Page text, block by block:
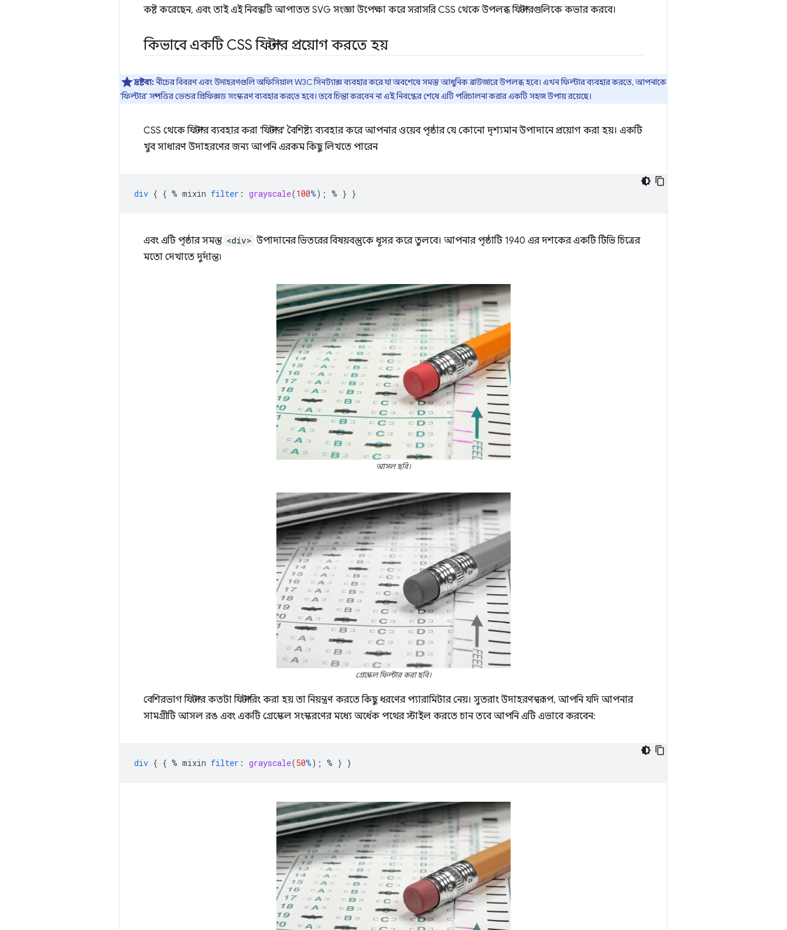
কষ্ট করেছেন, এবং তাই এই নিবন্ধটি আপাতত SVG সংজ্ঞা উপেক্ষা করে সরাসরি CSS থেকে উপলব্ধ ফিল্টারগুলিকে কভার করবে।
কিভাবে একটি CSS ফিল্টার প্রয়োগ করতে হয়
দ্রষ্টব্য:নীচের বিবরণ এবং উদাহরণগুলি অফিসিয়াল W3C সিনট্যাক্স ব্যবহার করে যা অবশেষে সমস্ত আধুনিক ব্রাউজারে উপলব্ধ হবে। এখন ফিল্টার ব্যবহার করতে, আপনাকে
'ফিল্টার' সম্পত্তির ভেন্ডর প্রিফিক্সড সংস্করণ ব্যবহার করতে হবে। তবে চিন্তা করবেন না এই নিবন্ধের শেষে এটি পরিচালনা করার একটি সহজ উপায় রয়েছে।
CSS থেকে ফিল্টার ব্যবহার করা 'ফিল্টার' বৈশিষ্ট্য ব্যবহার করে আপনার ওয়েব পৃষ্ঠার যে কোনো দৃশ্যমান উপাদানে প্রয়োগ করা হয়। একটি
খুব সাধারণ উদাহরণের জন্য আপনি এরকম কিছু লিখতে পারেন
div { { % mixin filter : grayscale(100%); % } }
এবং এটি পৃষ্ঠার সমস্ত <div> উপাদানের ভিতরের বিষয়বস্তুকে ধূসর করে তুলবে। আপনার পৃষ্ঠাটি 1940 এর দশকের একটি টিভি চিত্রের
মতো দেখাতে দুর্দান্ত৷
আসল ছবি।
গ্রেস্কেল ফিল্টার করা ছবি।
বেশিরভাগ ফিল্টার কতটা ফিল্টারিং করা হয় তা নিয়ন্ত্রণ করতে কিছু ধরণের প্যারামিটার নেয়। সুতরাং উদাহরণস্বরূপ, আপনি যদি আপনার
সামগ্রীটি আসল রঙ এবং একটি গ্রেস্কেল সংস্করণের মধ্যে অর্ধেক পথের স্টাইল করতে চান তবে আপনি এটি এভাবে করবেন:
div { { % mixin filter : grayscale(50%); % } }